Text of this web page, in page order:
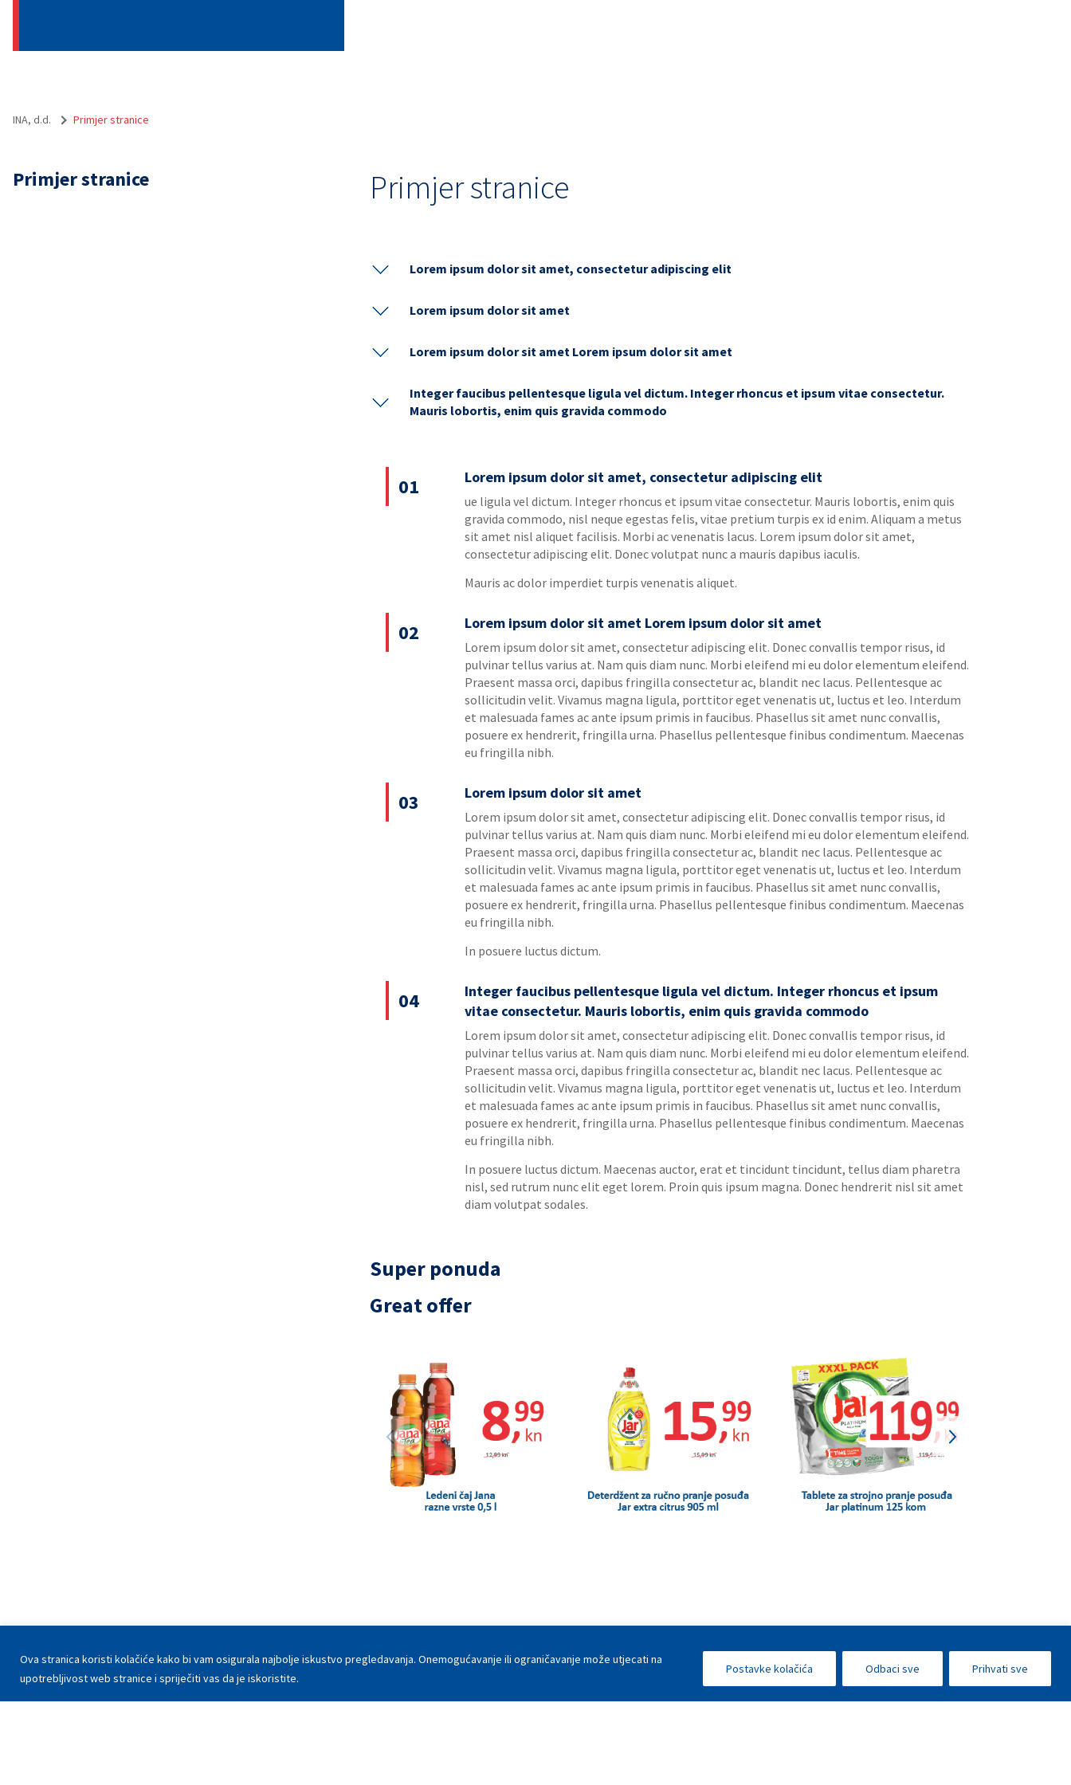
Ova stranica koristi kolačiće kako bi vam osigurala najbolje iskustvo pregledavanja. Onemogućavanje ili ograničavanje može utjecati na
upotrebljivost web stranice i spriječiti vas da je iskoristite.
Postavke kolačića Odbaci sve Prihvati sve
INA, d.d. Primjer stranice
Primjer stranice Primjer stranice
Lorem ipsum dolor sit amet, consectetur adipiscing elit
Lorem ipsum dolor sit amet
Lorem ipsum dolor sit amet Lorem ipsum dolor sit amet
Integer faucibus pellentesque ligula vel dictum. Integer rhoncus et ipsum vitae consectetur.
Mauris lobortis, enim quis gravida commodo
01 Lorem ipsum dolor sit amet, consectetur adipiscing elit
ue ligula vel dictum. Integer rhoncus et ipsum vitae consectetur. Mauris lobortis, enim quis
gravida commodo, nisl neque egestas felis, vitae pretium turpis ex id enim. Aliquam a metus
sit amet nisl aliquet facilisis. Morbi ac venenatis lacus. Lorem ipsum dolor sit amet,
consectetur adipiscing elit. Donec volutpat nunc a mauris dapibus iaculis.
Mauris ac dolor imperdiet turpis venenatis aliquet.
02 Lorem ipsum dolor sit amet Lorem ipsum dolor sit amet
Lorem ipsum dolor sit amet, consectetur adipiscing elit. Donec convallis tempor risus, id
pulvinar tellus varius at. Nam quis diam nunc. Morbi eleifend mi eu dolor elementum eleifend.
Praesent massa orci, dapibus fringilla consectetur ac, blandit nec lacus. Pellentesque ac
sollicitudin velit. Vivamus magna ligula, porttitor eget venenatis ut, luctus et leo. Interdum
et malesuada fames ac ante ipsum primis in faucibus. Phasellus sit amet nunc convallis,
posuere ex hendrerit, fringilla urna. Phasellus pellentesque finibus condimentum. Maecenas
eu fringilla nibh.
03 Lorem ipsum dolor sit amet
Lorem ipsum dolor sit amet, consectetur adipiscing elit. Donec convallis tempor risus, id
pulvinar tellus varius at. Nam quis diam nunc. Morbi eleifend mi eu dolor elementum eleifend.
Praesent massa orci, dapibus fringilla consectetur ac, blandit nec lacus. Pellentesque ac
sollicitudin velit. Vivamus magna ligula, porttitor eget venenatis ut, luctus et leo. Interdum
et malesuada fames ac ante ipsum primis in faucibus. Phasellus sit amet nunc convallis,
posuere ex hendrerit, fringilla urna. Phasellus pellentesque finibus condimentum. Maecenas
eu fringilla nibh.
In posuere luctus dictum.
04
Integer faucibus pellentesque ligula vel dictum. Integer rhoncus et ipsum
vitae consectetur. Mauris lobortis, enim quis gravida commodo
Lorem ipsum dolor sit amet, consectetur adipiscing elit. Donec convallis tempor risus, id
pulvinar tellus varius at. Nam quis diam nunc. Morbi eleifend mi eu dolor elementum eleifend.
Praesent massa orci, dapibus fringilla consectetur ac, blandit nec lacus. Pellentesque ac
sollicitudin velit. Vivamus magna ligula, porttitor eget venenatis ut, luctus et leo. Interdum
et malesuada fames ac ante ipsum primis in faucibus. Phasellus sit amet nunc convallis,
posuere ex hendrerit, fringilla urna. Phasellus pellentesque finibus condimentum. Maecenas
eu fringilla nibh.
In posuere luctus dictum. Maecenas auctor, erat et tincidunt tincidunt, tellus diam pharetra
nisl, sed rutrum nunc elit eget lorem. Proin quis ipsum magna. Donec hendrerit nisl sit amet
diam volutpat sodales.
Super ponuda
Great offer